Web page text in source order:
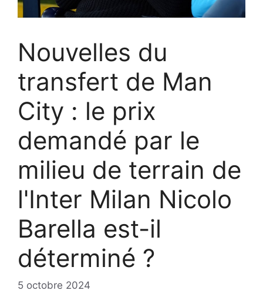
Nouvelles du
transfert de Man
City : le prix
demandé par le
milieu de terrain de
l'Inter Milan Nicolo
Barella est-il
déterminé ?
5 octobre 2024